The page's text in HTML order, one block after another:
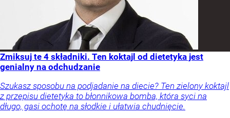
Zmiksuj te 4 składniki. Ten koktajl od dietetyka jest
genialny na odchudzanie
Szukasz sposobu na podjadanie na diecie? Ten zielony koktajl
z przepisu dietetyka to błonnikowa bomba, która syci na
długo, gasi ochotę na słodkie i ułatwia chudnięcie.